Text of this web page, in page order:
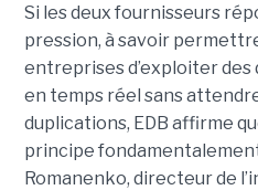
Si les deux fournisseurs
pression, à savoir
entreprises d’exploiter
en temps réel sans
duplications, EDB affirme
principe
Romanenko, directeur de